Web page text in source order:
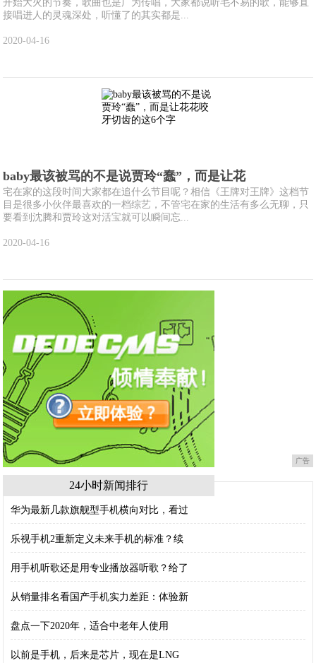
开始大火的节奏，歌曲也是广为传唱，大家都说听毛不易的歌，能够直
接唱进人的灵魂深处，听懂了的其实都是...
2020-04-16
baby最该被骂的不是说贾玲“蠢”，而是让花
宅在家的这段时间大家都在追什么节目呢？相信《王牌对王牌》这档节
目是很多小伙伴最喜欢的一档综艺，不管宅在家的生活有多么无聊，只
要看到沈腾和贾玲这对活宝就可以瞬间忘...
2020-04-16
广告
24小时新闻排行
华为最新几款旗舰型手机横向对比，看过
乐视手机2重新定义未来手机的标准？续
用手机听歌还是用专业播放器听歌？给了
从销量排名看国产手机实力差距：体验新
盘点一下2020年，适合中老年人使用
以前是手机，后来是芯片，现在是LNG